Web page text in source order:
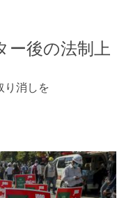
ー後の法制上
り消しを